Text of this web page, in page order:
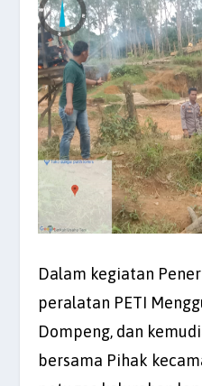
Dalam kegiatan
peralatan PETI
Dompeng, dan
bersama Pihak